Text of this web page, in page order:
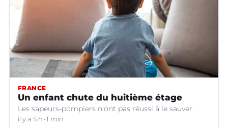
FRANCE
Un enfant chute du huitième étage
Les sapeurs-pompiers n'ont pas réussi à le sauver.
il y a 5 h 1 min